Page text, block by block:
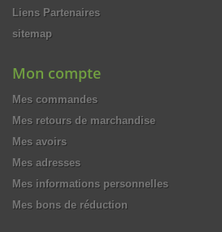
Liens Partenaires
sitemap
Mon compte
Mes commandes
Mes retours de marchandise
Mes avoirs
Mes adresses
Mes informations personnelles
Mes bons de réduction